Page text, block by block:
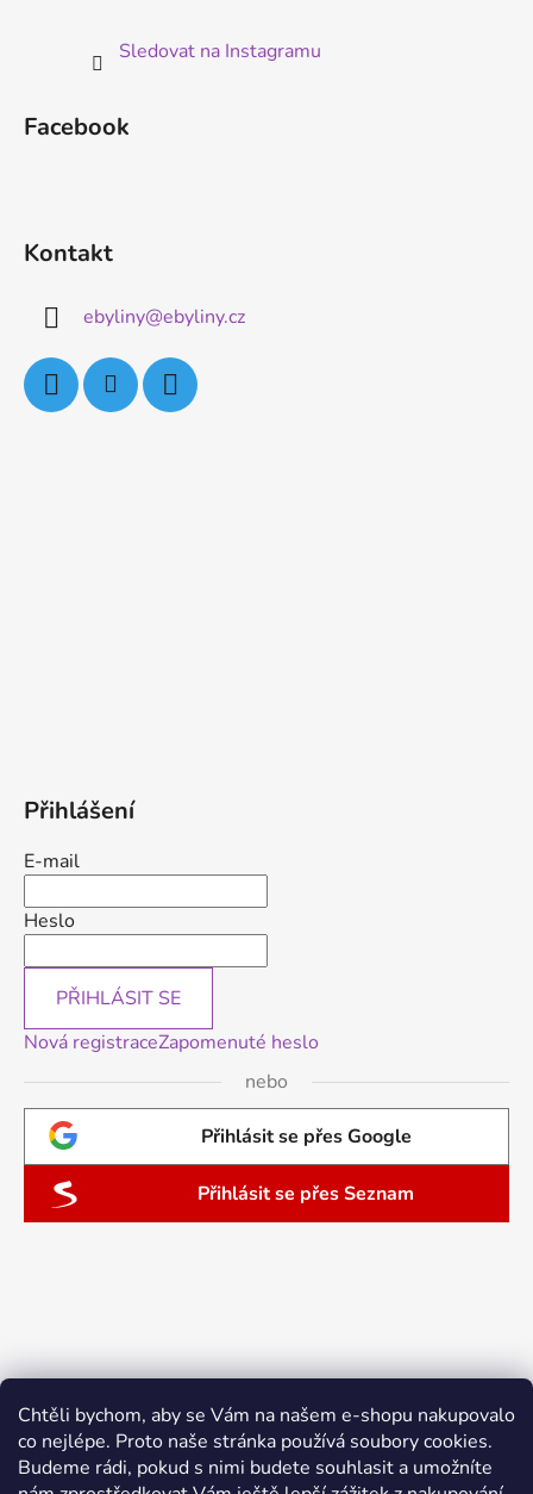
Chtěli bychom, aby se Vám na našem e-shopu nakupovalo
co nejlépe. Proto naše stránka používá soubory cookies.
Budeme rádi, pokud s nimi budete souhlasit a umožníte
Sledovat na Instagramu
Facebook
Kontakt
ebyliny@ebyliny.cz
Přihlášení
E-mail
Heslo
PŘIHLÁSIT SE
Nová registraceZapomenuté heslo
nebo
Přihlásit se přes Google
Přihlásit se přes Seznam